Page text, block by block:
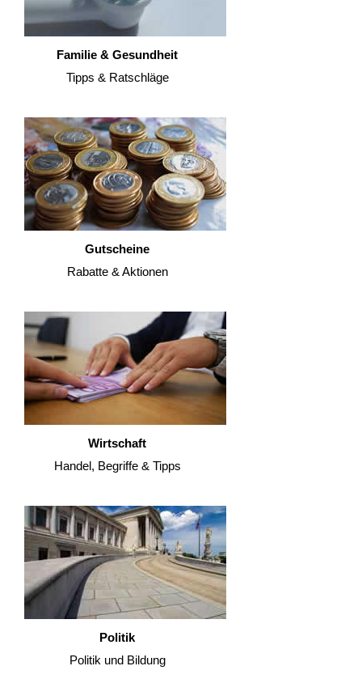
Familie & Gesundheit
Tipps & Ratschläge
Gutscheine
Rabatte & Aktionen
Wirtschaft
Handel, Begriffe & Tipps
Politik
Politik und Bildung